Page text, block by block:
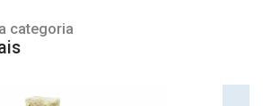
categoria